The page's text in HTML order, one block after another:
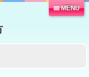
MENU